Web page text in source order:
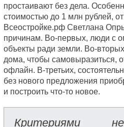
простаивают без дела.
стоимостью до 1 млн рублей,
Всеостройке.рф Светлана
причинам. Во-первых, люди с
объекты ради земли. Во-
дома, чтобы самовыразиться,
офлайн. В-третьих,
без нового предложения
и построить что-то новое.
Критериями